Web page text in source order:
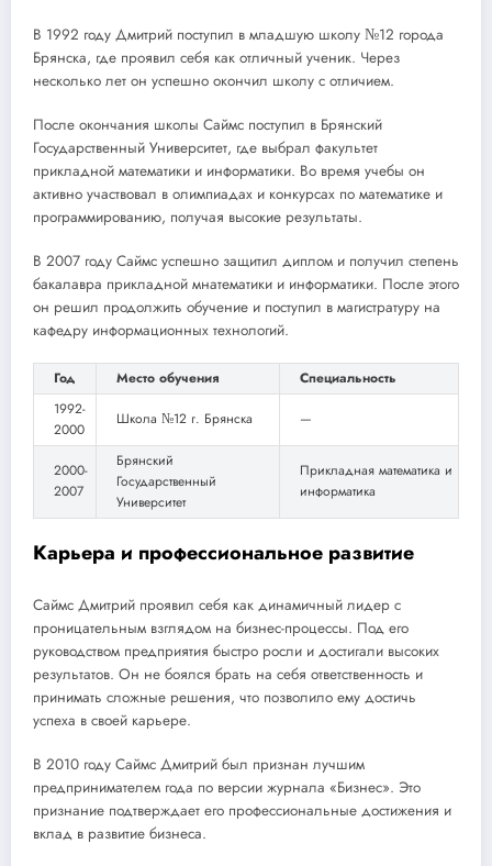
В 1992 году Дмитрий поступил в младшую школу №12 города
Брянска, где проявил себя как отличный ученик. Через
несколько лет он успешно окончил школу с отличием.
После окончания школы Саймс поступил в Брянский
Государственный Университет, где выбрал факультет
прикладной математики и информатики. Во время учебы он
активно участвовал в олимпиадах и конкурсах по математике и
программированию, получая высокие результаты.
В 2007 году Саймс успешно защитил диплом и получил степень
бакалавра прикладной мнатематики и информатики. После этого
он решил продолжить обучение и поступил в магистратуру на
кафедру информационных технологий.
Год Место обучения
Специальность
1992-
2000
Школа №12 г. Брянска —
2000-
2007
Брянский
Государственный
Университет
Прикладная математика и
информатика
Карьера и профессиональное развитие
Саймс Дмитрий проявил себя как динамичный лидер с
проницательным взглядом на бизнес-процессы. Под его
руководством предприятия быстро росли и достигали высоких
результатов. Он не боялся брать на себя ответственность и
принимать сложные решения, что позволило ему достичь
успеха в своей карьере.
В 2010 году Саймс Дмитрий был признан лучшим
предпринимателем года по версии журнала «Бизнес». Это
признание подтверждает его профессиональные достижения и
вклад в развитие бизнеса.